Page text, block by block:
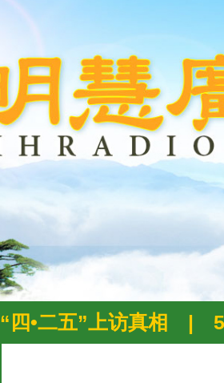
“四•二五”上访真相 |